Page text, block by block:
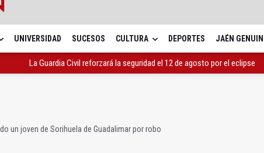
UNIVERSIDAD SUCESOS CULTURA DEPORTES JAÉN
La Guardia Civil reforzará la seguridad el 12 de agosto por el eclipse
un joven de Sorihuela de Guadalimar por robo